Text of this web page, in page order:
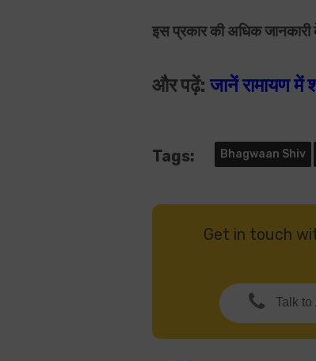
इस प्रकार की अधिक
और पढ़ें: जानें रामायण में
Tags: Bhagwaan Shiv
Get in touch
Talk to